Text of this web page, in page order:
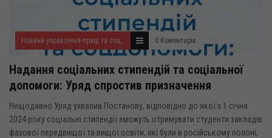
Новини управління праці та соціального захисту населення 0 Коментарів
Надання соціальних стипендій та соціальної
допомоги: Уряд спростив призначення
Нещодавно Уряд ухвалив Постанову, відповідно до якої з 1 січня
2024 року соціальні стипендії зможуть отримувати студенти закладів
фахової передвищої та вищої освіти, які були в російському полоні,